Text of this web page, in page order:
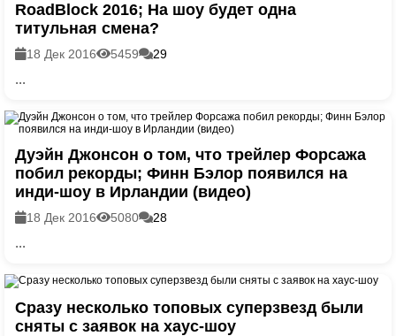
RoadBlock 2016; На шоу будет одна
титульная смена?
18 Дек 2016 5459 29
...
Дуэйн Джонсон о том, что трейлер Форсажа
побил рекорды; Финн Бэлор появился на
инди-шоу в Ирландии (видео)
18 Дек 2016 5080 28
...
Сразу несколько топовых суперзвезд были
сняты с заявок на хаус-шоу